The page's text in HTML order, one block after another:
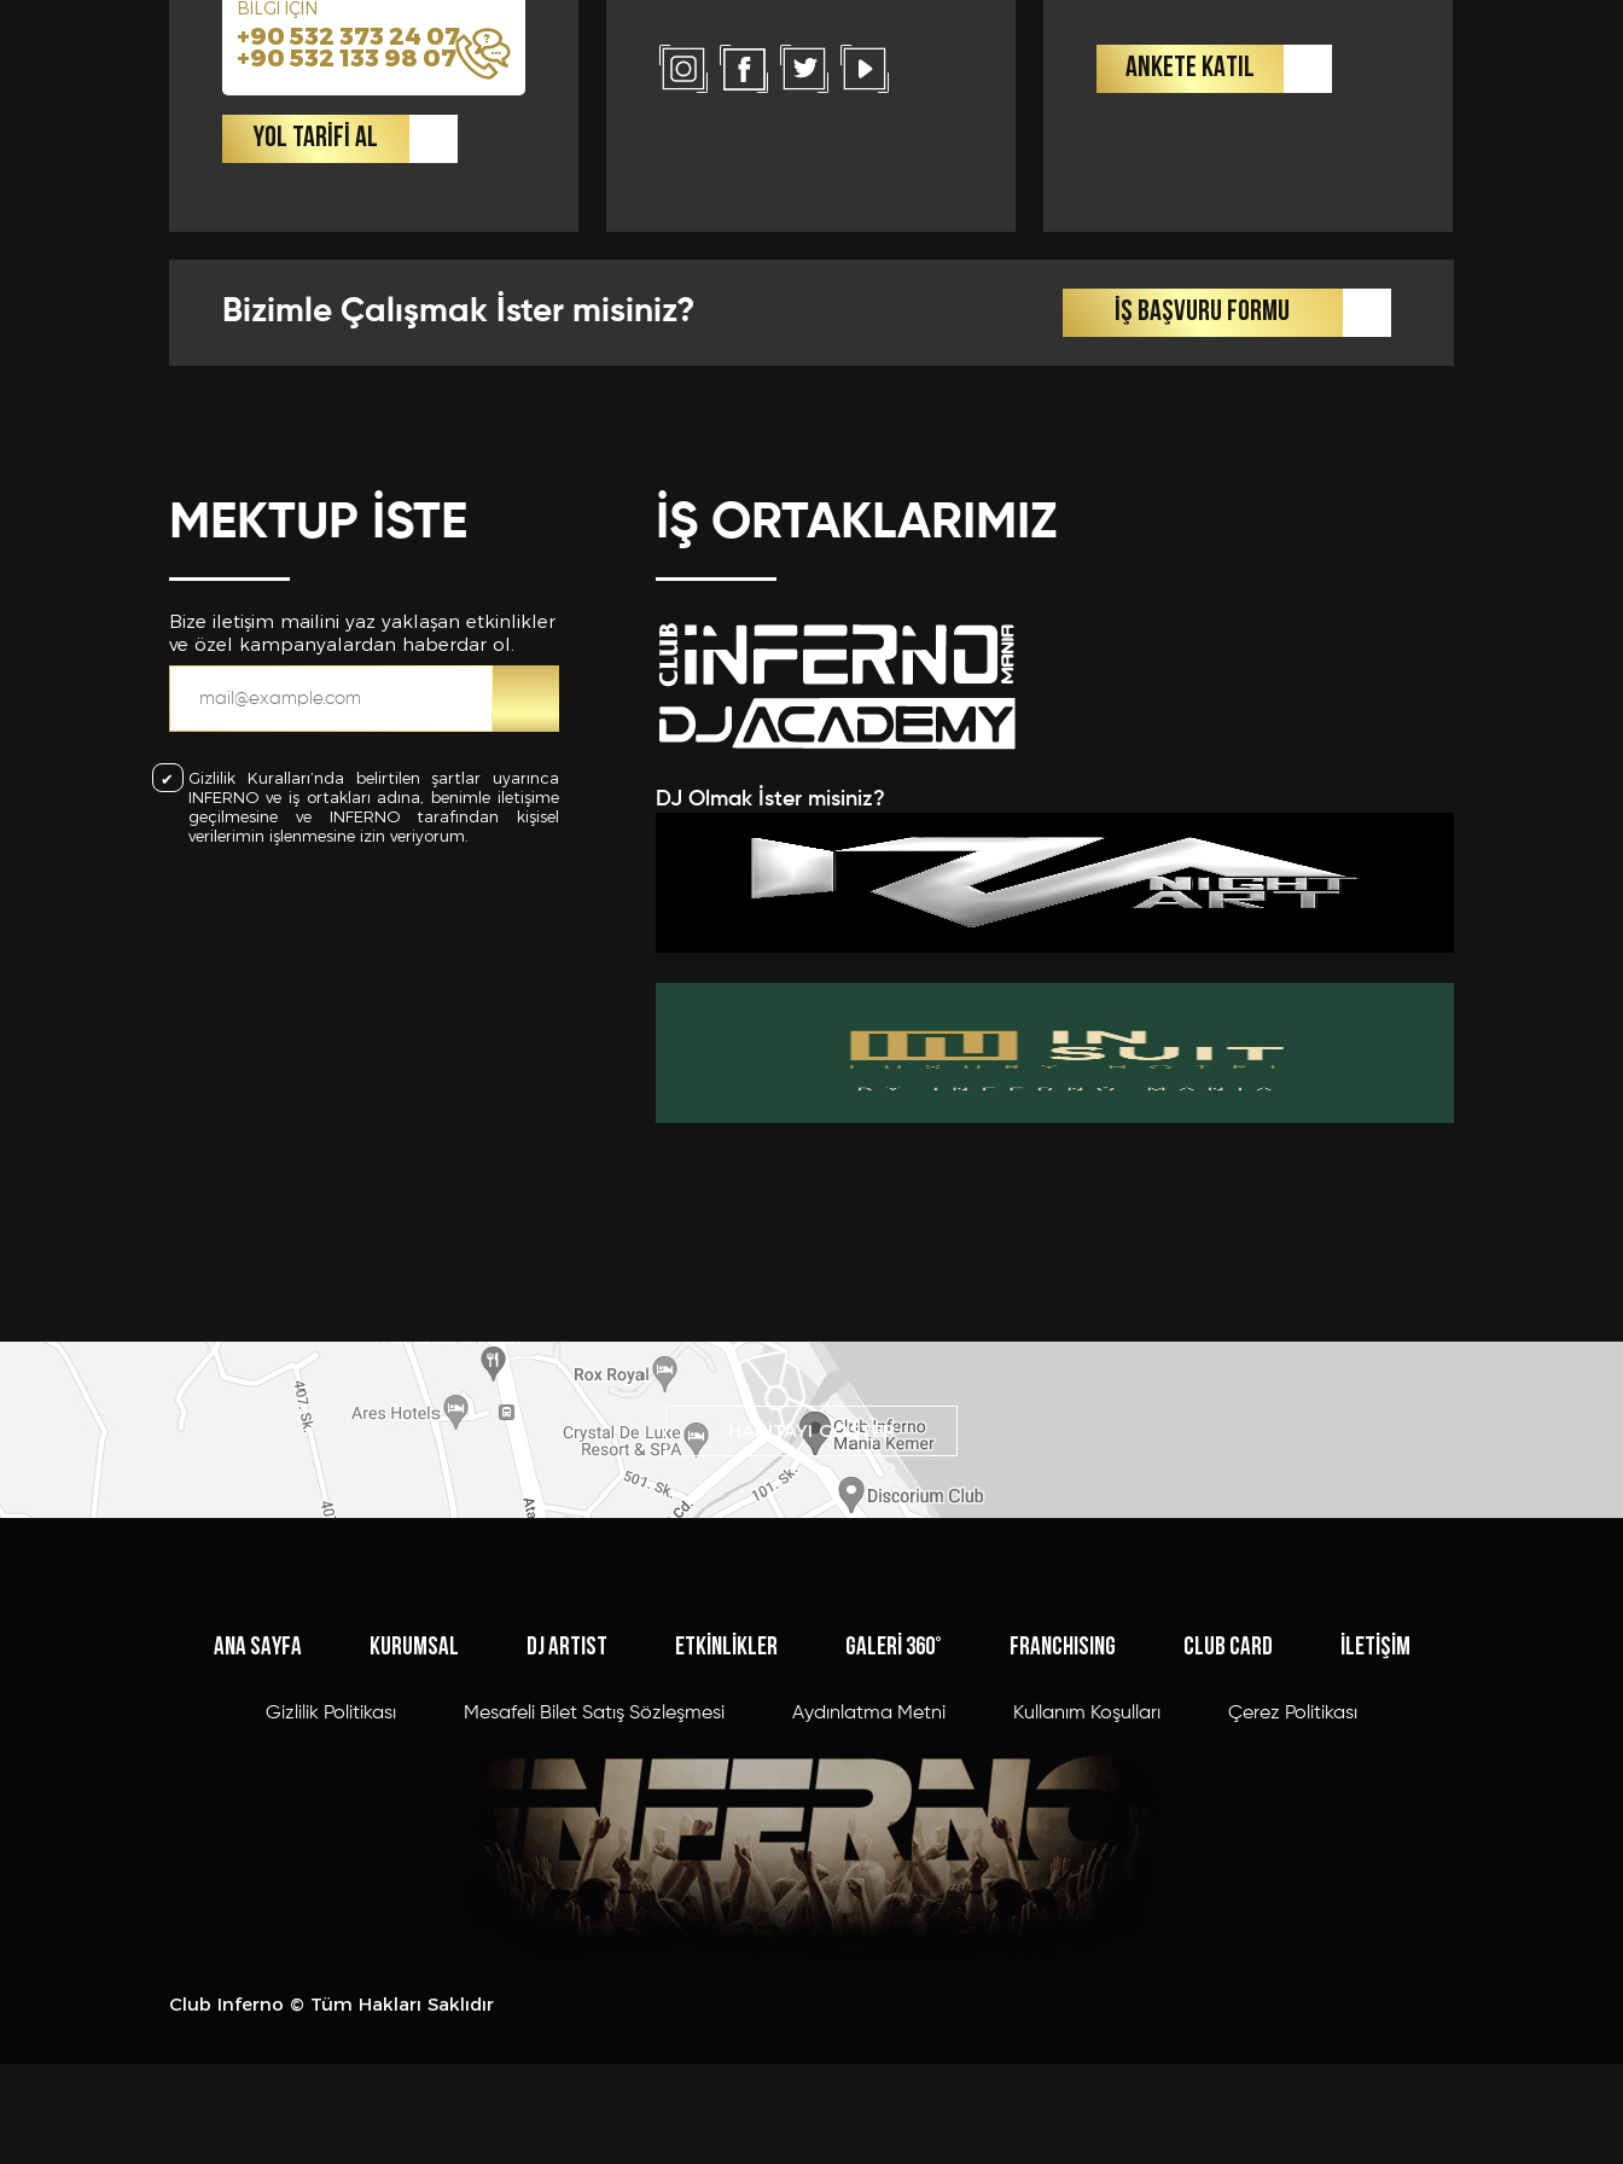
BİLGİ İÇİN
+90 532 373 24 07
+90 532 133 98 07
YOL TARİFİ AL
ANKETE KATIL
Bizimle Çalışmak İster misiniz? İŞ BAŞVURU FORMU
MEKTUP İSTE
Bize iletişim mailini yaz yaklaşan etkinlikler
ve özel kampanyalardan haberdar ol.
Gizlilik Kuralları’nda belirtilen şartlar uyarınca
INFERNO ve iş ortakları adına, benimle iletişime
geçilmesine ve INFERNO tarafından kişisel
verilerimin işlenmesine izin veriyorum.
İŞ ORTAKLARIMIZ
DJ Olmak İster misiniz?
HARİTAYI GÖSTER
ANA SAYFA KURUMSAL DJ ARTIST ETKİNLİKLER GALERİ 360° FRANCHISING CLUB CARD İLETİŞİM
Gizlilik Politikası Mesafeli Bilet Satış Sözleşmesi Aydınlatma Metni Kullanım Koşulları Çerez Politikası
Club Inferno © Tüm Hakları Saklıdır
Yabancı Dil * Yabancı Dil Seviyesi *
Eklemek İstedikleriniz *
Bu Formda verilen bütün bilgilerin yanlışsız ve eksiksiz olarak tarafımdan
BAŞVURUMUGÖNDER
Bize Kaç Yıldız Verirdiniz?